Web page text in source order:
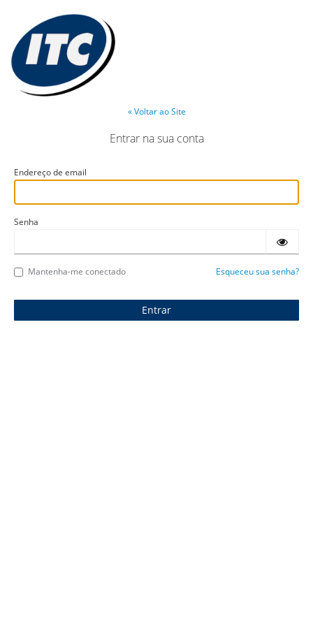
« Voltar ao Site
Entrar na sua conta
Endereço de email
Senha
Mantenha-me conectado Esqueceu sua senha?